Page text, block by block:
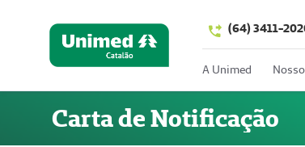
(64) 3411-
A Unimed
Carta de Notificação